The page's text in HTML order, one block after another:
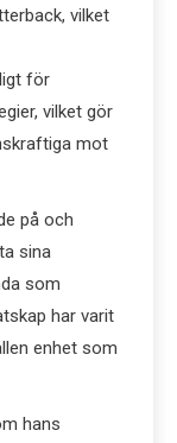
vilket
för
vilket gör
mot
på och
sina
som
har varit
enhet som
hans